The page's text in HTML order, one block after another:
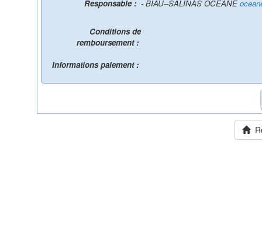
- BIAU--SALINAS OCEANE
Conditions de
remboursement :
Informations paiement :